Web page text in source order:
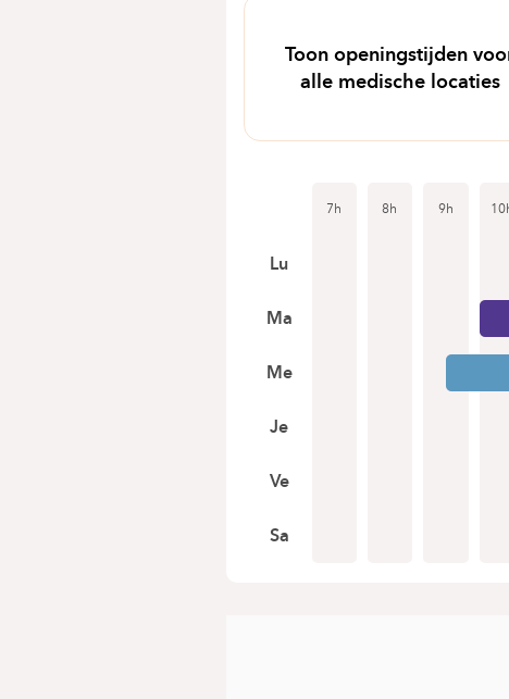
Toon openingstijden
alle medische locaties
7h 8h 9h
Lu
Ma
Me
Je
Ve
Sa